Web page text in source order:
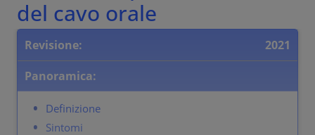
del cavo orale
Revisione:
2021
Panoramica:
Definizione
Sintomi